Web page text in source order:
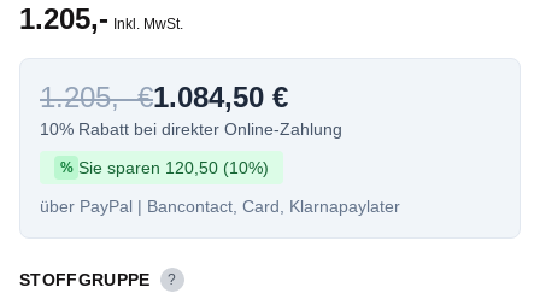
1.205,- Inkl. MwSt.
1.205,- €1.084,50 €
10% Rabatt bei direkter Online-Zahlung
% Sie sparen 120,50 (10%)
über PayPal | Bancontact, Card, Klarnapaylater
STOFFGRUPPE ?